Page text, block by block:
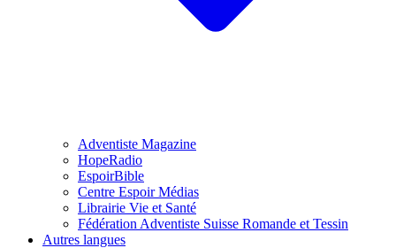
Adventiste Magazine
HopeRadio
EspoirBible
Centre Espoir Médias
Librairie Vie et Santé
Fédération Adventiste Suisse Romande et Tessin
Autres langues